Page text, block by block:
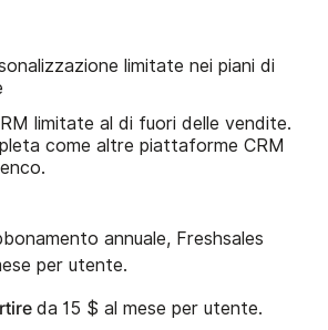
limitate nei piani di
limitate al di fuori delle vendite.
come altre piattaforme CRM
annuale, Freshsales
per utente.
da 15 $ al mese per utente.